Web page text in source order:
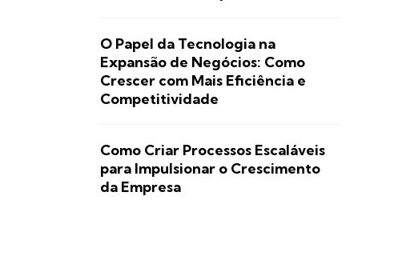
O Papel da Tecnologia na
Expansão de Negócios: Como
Crescer com Mais Eficiência e
Competitividade
Como Criar Processos Escaláveis
para Impulsionar o Crescimento
da Empresa